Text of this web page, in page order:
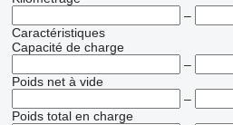
–
Caractéristiques
Capacité de charge
–
Poids net à vide
–
Poids total en charge